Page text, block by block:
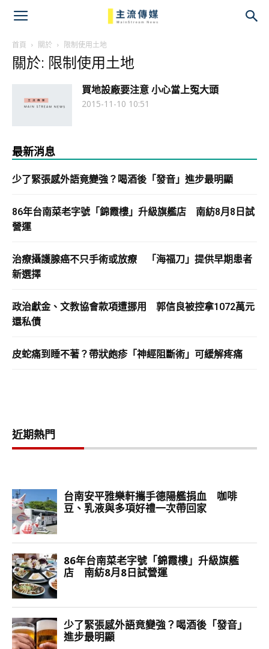
首頁 關於 限制使用土地
關於: 限制使用土地
買地設廠要注意 小心當上冤大頭
2015-11-10 10:51
最新消息
少了緊張感外語竟變強？喝酒後「發音」進步最明顯
86年台南菜老字號「錦霞樓」升級旗艦店 南紡8月8日試
營運
治療攝護腺癌不只手術或放療 「海福刀」提供早期患者
新選擇
政治獻金、文教協會款項遭挪用 郭信良被控拿1072萬元
還私債
皮蛇痛到睡不著？帶狀皰疹「神經阻斷術」可緩解疼痛
近期熱門